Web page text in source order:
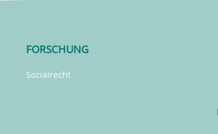
FORSCHUNG
Sozialrecht